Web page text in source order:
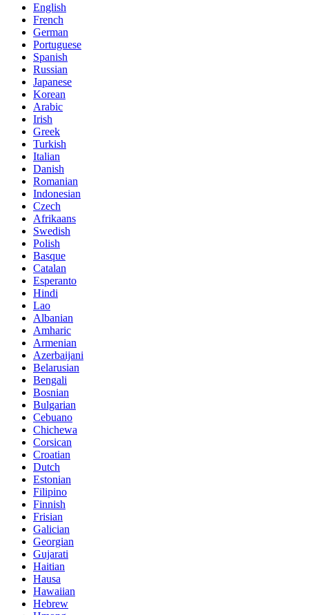
English
French
German
Portuguese
Spanish
Russian
Japanese
Korean
Arabic
Irish
Greek
Turkish
Italian
Danish
Romanian
Indonesian
Czech
Afrikaans
Swedish
Polish
Basque
Catalan
Esperanto
Hindi
Lao
Albanian
Amharic
Armenian
Azerbaijani
Belarusian
Bengali
Bosnian
Bulgarian
Cebuano
Chichewa
Corsican
Croatian
Dutch
Estonian
Filipino
Finnish
Frisian
Galician
Georgian
Gujarati
Haitian
Hausa
Hawaiian
Hebrew